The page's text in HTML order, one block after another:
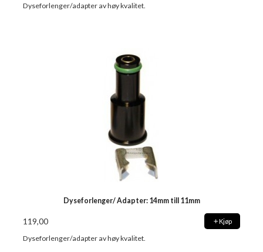
Dyseforlenger/adapter av høy kvalitet.
Dyseforlenger/ Adapter: 14mm till 11mm
119,00 Kjøp
Dyseforlenger/adapter av høy kvalitet.